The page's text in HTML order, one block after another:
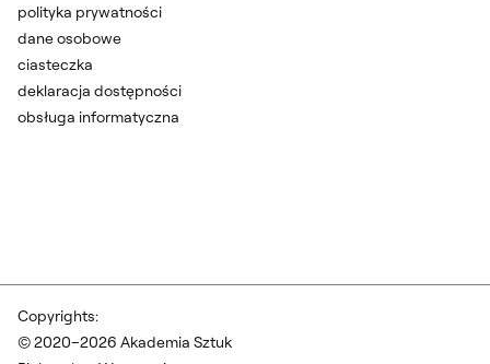
Copyrights:
© 2020–2026 Akademia Sztuk
polityka prywatności
dane osobowe
ciasteczka
deklaracja dostępności
obsługa informatyczna